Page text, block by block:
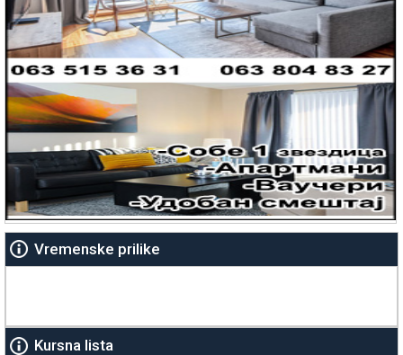
Vremenske prilike
Kursna lista